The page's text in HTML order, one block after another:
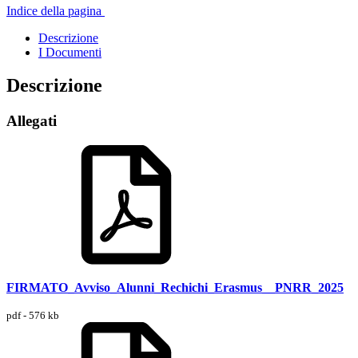
Indice della pagina
Descrizione
I Documenti
Descrizione
Allegati
FIRMATO_Avviso_Alunni_Rechichi_Erasmus__PNRR_2025
pdf - 576 kb